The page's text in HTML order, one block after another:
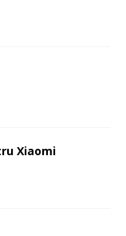
Xiaomi